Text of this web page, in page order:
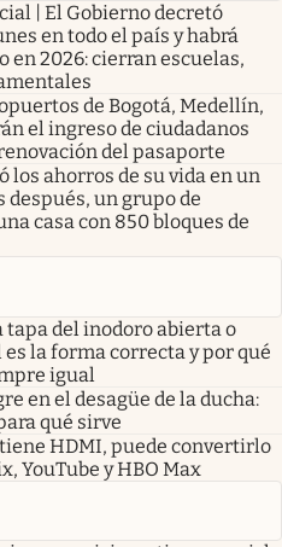
| El Gobierno decretó
en todo el país y habrá
en 2026: cierran escuelas,
de Bogotá, Medellín,
el ingreso de ciudadanos
del pasaporte
los ahorros de su vida en un
después, un grupo de
casa con 850 bloques de
tapa del inodoro abierta o
la forma correcta y por qué
igual
en el desagüe de la ducha:
qué sirve
HDMI, puede convertirlo
YouTube y HBO Max